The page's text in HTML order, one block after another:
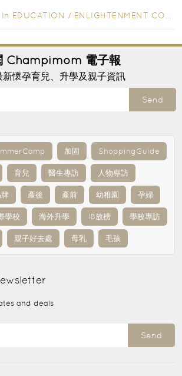
In EDUCATION / ENLIGHTENMENT CORNER
Champimom 電子報
新懷孕育兒、升學及親子資訊
Send
加固 ShoppingGuide
育兒 醫生專訪 人物專訪
產後 產前 幼稚園 孕婦
學校 海外升學 IB放榜 學校專訪
親子好去處 母乳 毛孩
and deals
Send